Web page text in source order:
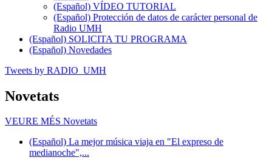
(Español) VÍDEO TUTORIAL
(Español) Protección de datos de carácter personal de
Radio UMH
(Español) SOLICITA TU PROGRAMA
(Español) Novedades
Tweets by RADIO_UMH
Novetats
VEURE MÉS Novetats
(Español) La mejor música viaja en "El expreso de
medianoche",...